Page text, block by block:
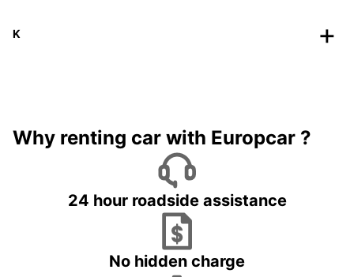
K
Why renting car with Europcar ?
24 hour roadside assistance
No hidden charge